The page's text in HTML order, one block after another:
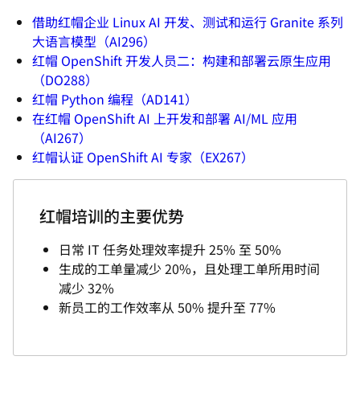
借助红帽企业 Linux AI 开发、测试和运行 Granite 系列
大语言模型（AI296）
红帽 OpenShift 开发人员二：构建和部署云原生应用
（DO288）
红帽 Python 编程（AD141）
在红帽 OpenShift AI 上开发和部署 AI/ML 应用
（AI267）
红帽认证 OpenShift AI 专家（EX267）
红帽培训的主要优势
日常 IT 任务处理效率提升 25% 至 50%
生成的工单量减少 20%，且处理工单所用时间
减少 32%
新员工的工作效率从 50% 提升至 77%